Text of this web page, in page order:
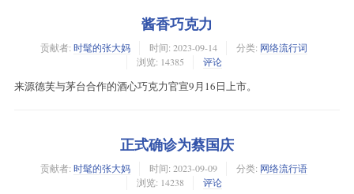
酱香巧克力
贡献者: 时髦的张大妈 时间: 2023-09-14 分类: 网络流行词
浏览: 14385
评论
来源德芙与茅台合作的酒心巧克力官宣9月16日上市。
正式确诊为蔡国庆
贡献者: 时髦的张大妈 时间: 2023-09-09 分类: 网络流行语
浏览: 14238
评论